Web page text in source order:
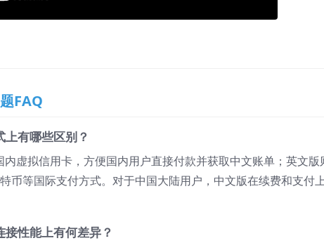
FAQ
有哪些区别？
虚拟信用卡，方便国内用户直接付款并获取中文账单；英文版
币等国际支付方式。对于中国大陆用户，中文版在续费和支付
性能上有何差异？